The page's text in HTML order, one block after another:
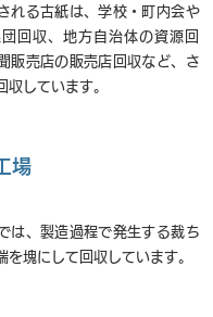
れる古紙は、学校・町内会や
回収、地方自治体の資源回
販売店の販売店回収など、さ
収しています。
場
は、製造過程で発生する裁ち
を塊にして回収しています。